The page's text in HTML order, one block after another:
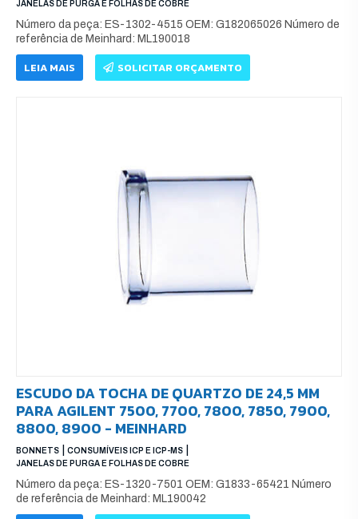
JANELAS DE PURGA E FOLHAS DE COBRE
Número da peça: ES-1302-4515 OEM: G182065026 Número de
referência de Meinhard: ML190018
LEIA MAIS SOLICITAR ORÇAMENTO
ESCUDO DA TOCHA DE QUARTZO DE 24,5 MM
PARA AGILENT 7500, 7700, 7800, 7850, 7900,
8800, 8900 - MEINHARD
BONNETS CONSUMÍVEIS ICP E ICP-MS
JANELAS DE PURGA E FOLHAS DE COBRE
Número da peça: ES-1320-7501 OEM: G1833-65421 Número
de referência de Meinhard: ML190042